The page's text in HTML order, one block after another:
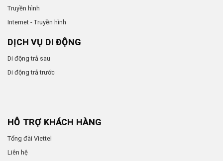
Truyền hình
Internet - Truyền hình
DỊCH VỤ DI ĐỘNG
Di động trả sau
Di động trả trước
HỖ TRỢ KHÁCH HÀNG
Tổng đài Viettel
Liên hệ